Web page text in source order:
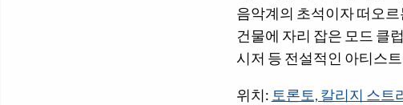
음악계의 초석이자 떠오
건물에 자리 잡은 모드 클
시저 등 전설적인 아티스
위치: 토론토, 칼리지 스트